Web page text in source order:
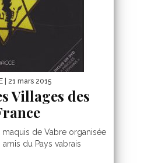
| 21 mars 2015
Villages des
maquis de Vabre organisée
du Pays vabrais